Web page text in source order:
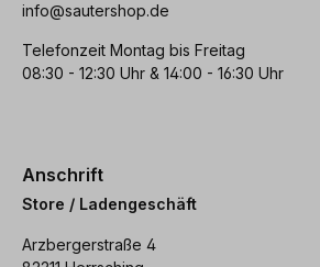
info@sautershop.de
Telefonzeit Montag bis Freitag
08:30 - 12:30 Uhr & 14:00 - 16:30 Uhr
Anschrift
Store / Ladengeschäft
Arzbergerstraße 4